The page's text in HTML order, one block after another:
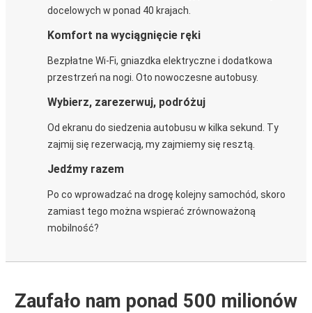
docelowych w ponad 40 krajach.
Komfort na wyciągnięcie ręki
Bezpłatne Wi-Fi, gniazdka elektryczne i dodatkowa
przestrzeń na nogi. Oto nowoczesne autobusy.
Wybierz, zarezerwuj, podróżuj
Od ekranu do siedzenia autobusu w kilka sekund. Ty
zajmij się rezerwacją, my zajmiemy się resztą.
Jedźmy razem
Po co wprowadzać na drogę kolejny samochód, skoro
zamiast tego można wspierać zrównoważoną
mobilność?
Zaufało nam ponad 500 milionów